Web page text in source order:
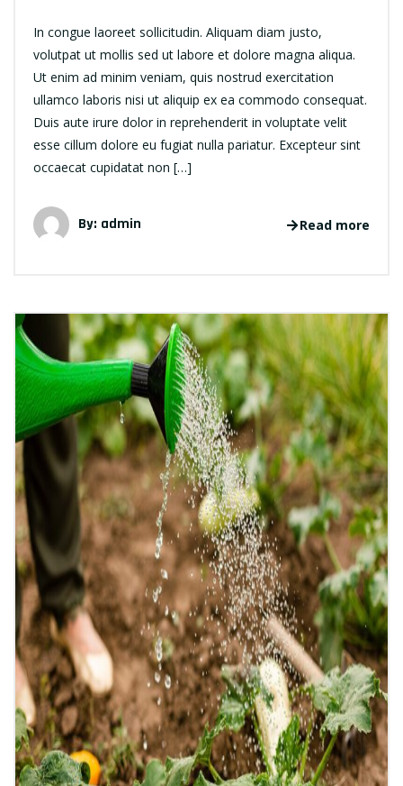
In congue laoreet sollicitudin. Aliquam diam justo,
volutpat ut mollis sed ut labore et dolore magna aliqua.
Ut enim ad minim veniam, quis nostrud exercitation
ullamco laboris nisi ut aliquip ex ea commodo consequat.
Duis aute irure dolor in reprehenderit in voluptate velit
esse cillum dolore eu fugiat nulla pariatur. Excepteur sint
occaecat cupidatat non […]
By: admin Read more